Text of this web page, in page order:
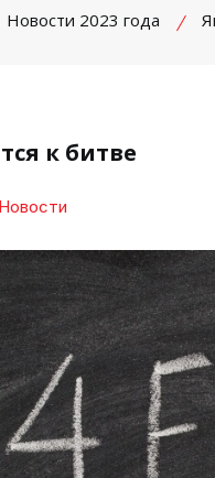
Новости 2023 года
к битве
Новости